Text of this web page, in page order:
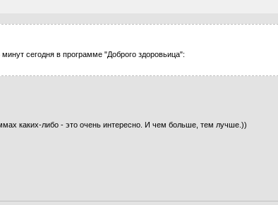
сегодня в программе "Доброго здоровьица":
каких-либо - это очень интересно. И чем больше, тем лучше.))